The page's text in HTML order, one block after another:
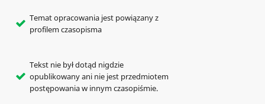
Temat opracowania jest powiązany z
profilem czasopisma
Tekst nie był dotąd nigdzie
opublikowany ani nie jest przedmiotem
postępowania w innym czasopiśmie.